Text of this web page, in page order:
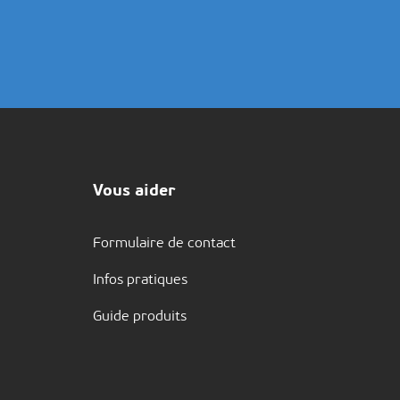
Vous aider
Formulaire de contact
Infos pratiques
Guide produits